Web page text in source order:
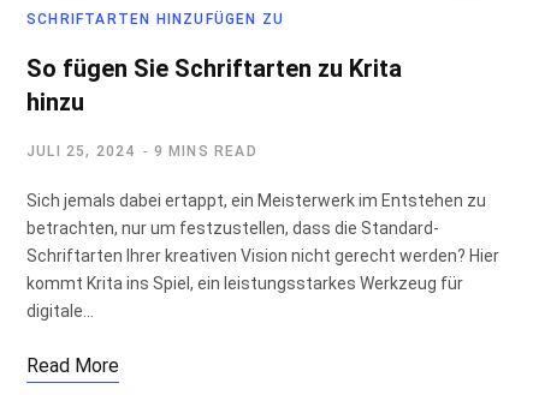
SCHRIFTARTEN HINZUFÜGEN ZU
So fügen Sie Schriftarten zu Krita
hinzu
JULI 25, 2024 9 MINS READ
Sich jemals dabei ertappt, ein Meisterwerk im Entstehen zu
betrachten, nur um festzustellen, dass die Standard-
Schriftarten Ihrer kreativen Vision nicht gerecht werden? Hier
kommt Krita ins Spiel, ein leistungsstarkes Werkzeug für
digitale…
Read More